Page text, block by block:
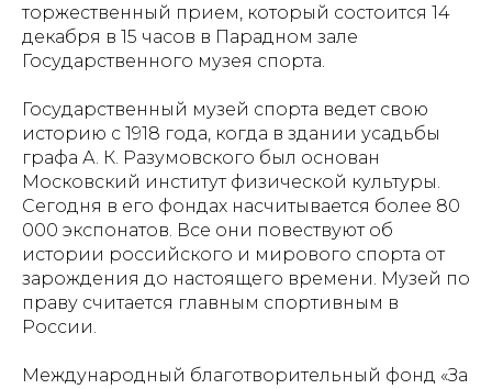
торжественный прием, который состоится 14
декабря в 15 часов в Парадном зале
Государственного музея спорта.
Государственный музей спорта ведет свою
историю с 1918 года, когда в здании усадьбы
графа А. К. Разумовского был основан
Московский институт физической культуры.
Сегодня в его фондах насчитывается более 80
000 экспонатов. Все они повествуют об
истории российского и мирового спорта от
зарождения до настоящего времени. Музей по
праву считается главным спортивным в
России.
Международный благотворительный фонд «За